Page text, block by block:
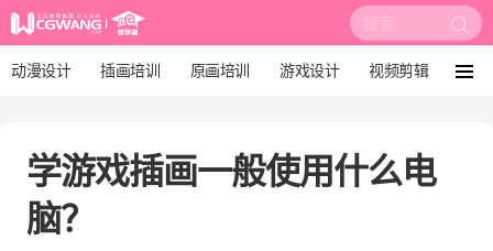
搜
索:
动漫设计 插画培训 原画培训 游戏设计 视频剪辑
漫画设计 绘画教程 板绘培训
学游戏插画一般使用什么电
脑？